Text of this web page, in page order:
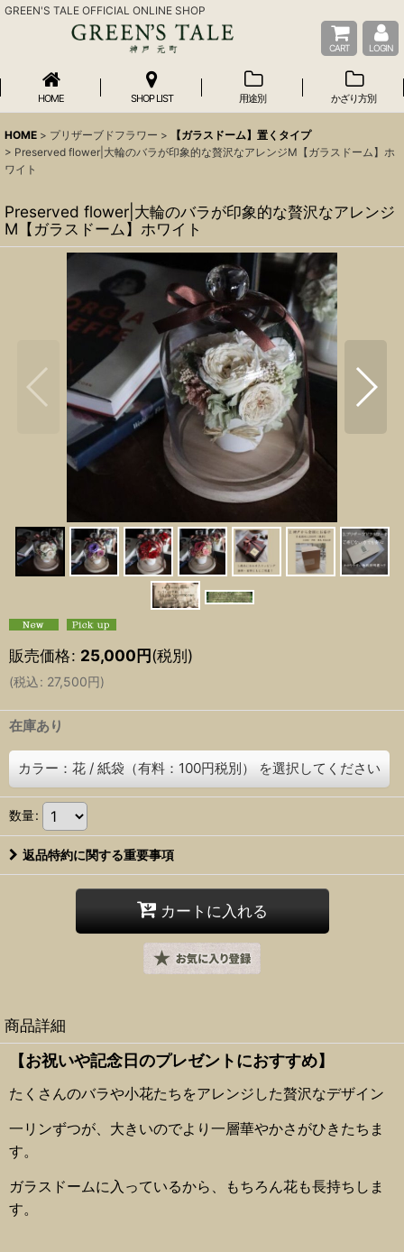
GREEN'S TALE OFFICIAL ONLINE SHOP
CART LOGIN
HOME SHOP LIST 用途別 かざり方別
HOME > プリザーブドフラワー >
【ガラスドーム】置くタイプ
> Preserved flower|大輪のバラが印象的な贅沢なアレンジM【ガラスドーム】ホ
ワイト
Preserved flower|大輪のバラが印象的な贅沢なアレンジ
M【ガラスドーム】ホワイト
販売価格: 25,000円(税別)
(税込: 27,500円)
在庫あり
カラー：花 / 紙袋（有料：100円税別） を選択してください
数量:
返品特約に関する重要事項
カートに入れる
商品詳細
【お祝いや記念日のプレゼントにおすすめ】
たくさんのバラや小花たちをアレンジした贅沢なデザイン
一リンずつが、大きいのでより一層華やかさがひきたちま
す。
ガラスドームに入っているから、もちろん花も長持ちしま
す。